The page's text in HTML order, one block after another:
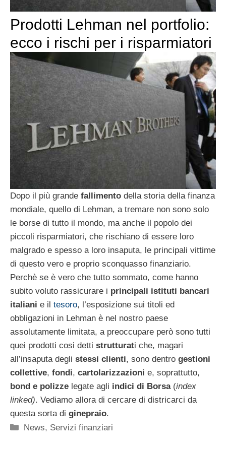
Prodotti Lehman nel portfolio:
ecco i rischi per i risparmiatori
Dopo il più grande fallimento della storia della finanza
mondiale, quello di Lehman, a tremare non sono solo
le borse di tutto il mondo, ma anche il popolo dei
piccoli risparmiatori, che rischiano di essere loro
malgrado e spesso a loro insaputa, le principali vittime
di questo vero e proprio sconquasso finanziario.
Perchè se è vero che tutto sommato, come hanno
subito voluto rassicurare i principali istituti bancari
italiani e il tesoro, l’esposizione sui titoli ed
obbligazioni in Lehman è nel nostro paese
assolutamente limitata, a preoccupare però sono tutti
quei prodotti cosi detti strutturati che, magari
all’insaputa degli stessi clienti, sono dentro gestioni
collettive, fondi, cartolarizzazioni e, soprattutto,
bond e polizze legate agli indici di Borsa(index
linked). Vediamo allora di cercare di districarci da
questa sorta di ginepraio.
Categorie
News, Servizi finanziari